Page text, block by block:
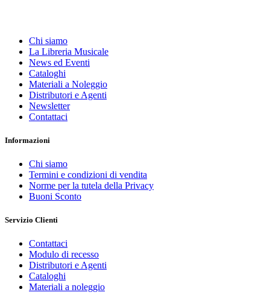
Chi siamo
La Libreria Musicale
News ed Eventi
Cataloghi
Materiali a Noleggio
Distributori e Agenti
Newsletter
Contattaci
Informazioni
Chi siamo
Termini e condizioni di vendita
Norme per la tutela della Privacy
Buoni Sconto
Servizio Clienti
Contattaci
Modulo di recesso
Distributori e Agenti
Cataloghi
Materiali a noleggio